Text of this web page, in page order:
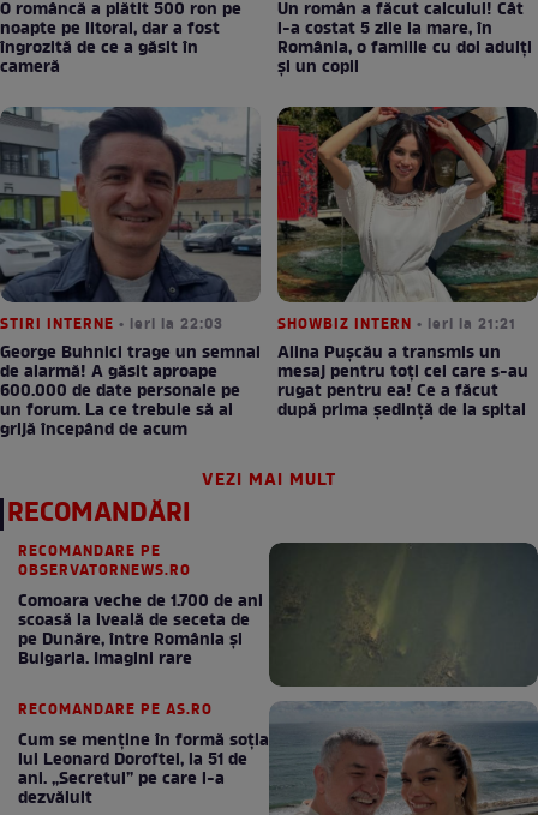
O româncă a plătit 500 ron pe
noapte pe litoral, dar a fost
îngrozită de ce a găsit în
cameră
Un român a făcut calculul! Cât
l-a costat 5 zile la mare, în
România, o familie cu doi adulți
și un copil
STIRI INTERNE • ieri la 22:03
George Buhnici trage un semnal
de alarmă! A găsit aproape
600.000 de date personale pe
un forum. La ce trebuie să ai
grijă începând de acum
SHOWBIZ INTERN • ieri la 21:21
Alina Pușcău a transmis un
mesaj pentru toți cei care s-au
rugat pentru ea! Ce a făcut
după prima ședință de la spital
VEZI MAI MULT
RECOMANDĂRI
RECOMANDARE PE
OBSERVATORNEWS.RO
Comoara veche de 1.700 de ani
scoasă la iveală de seceta de
pe Dunăre, între România şi
Bulgaria. Imagini rare
RECOMANDARE PE AS.RO
Cum se menţine în formă soţia
lui Leonard Doroftei, la 51 de
ani. „Secretul” pe care l-a
dezvăluit